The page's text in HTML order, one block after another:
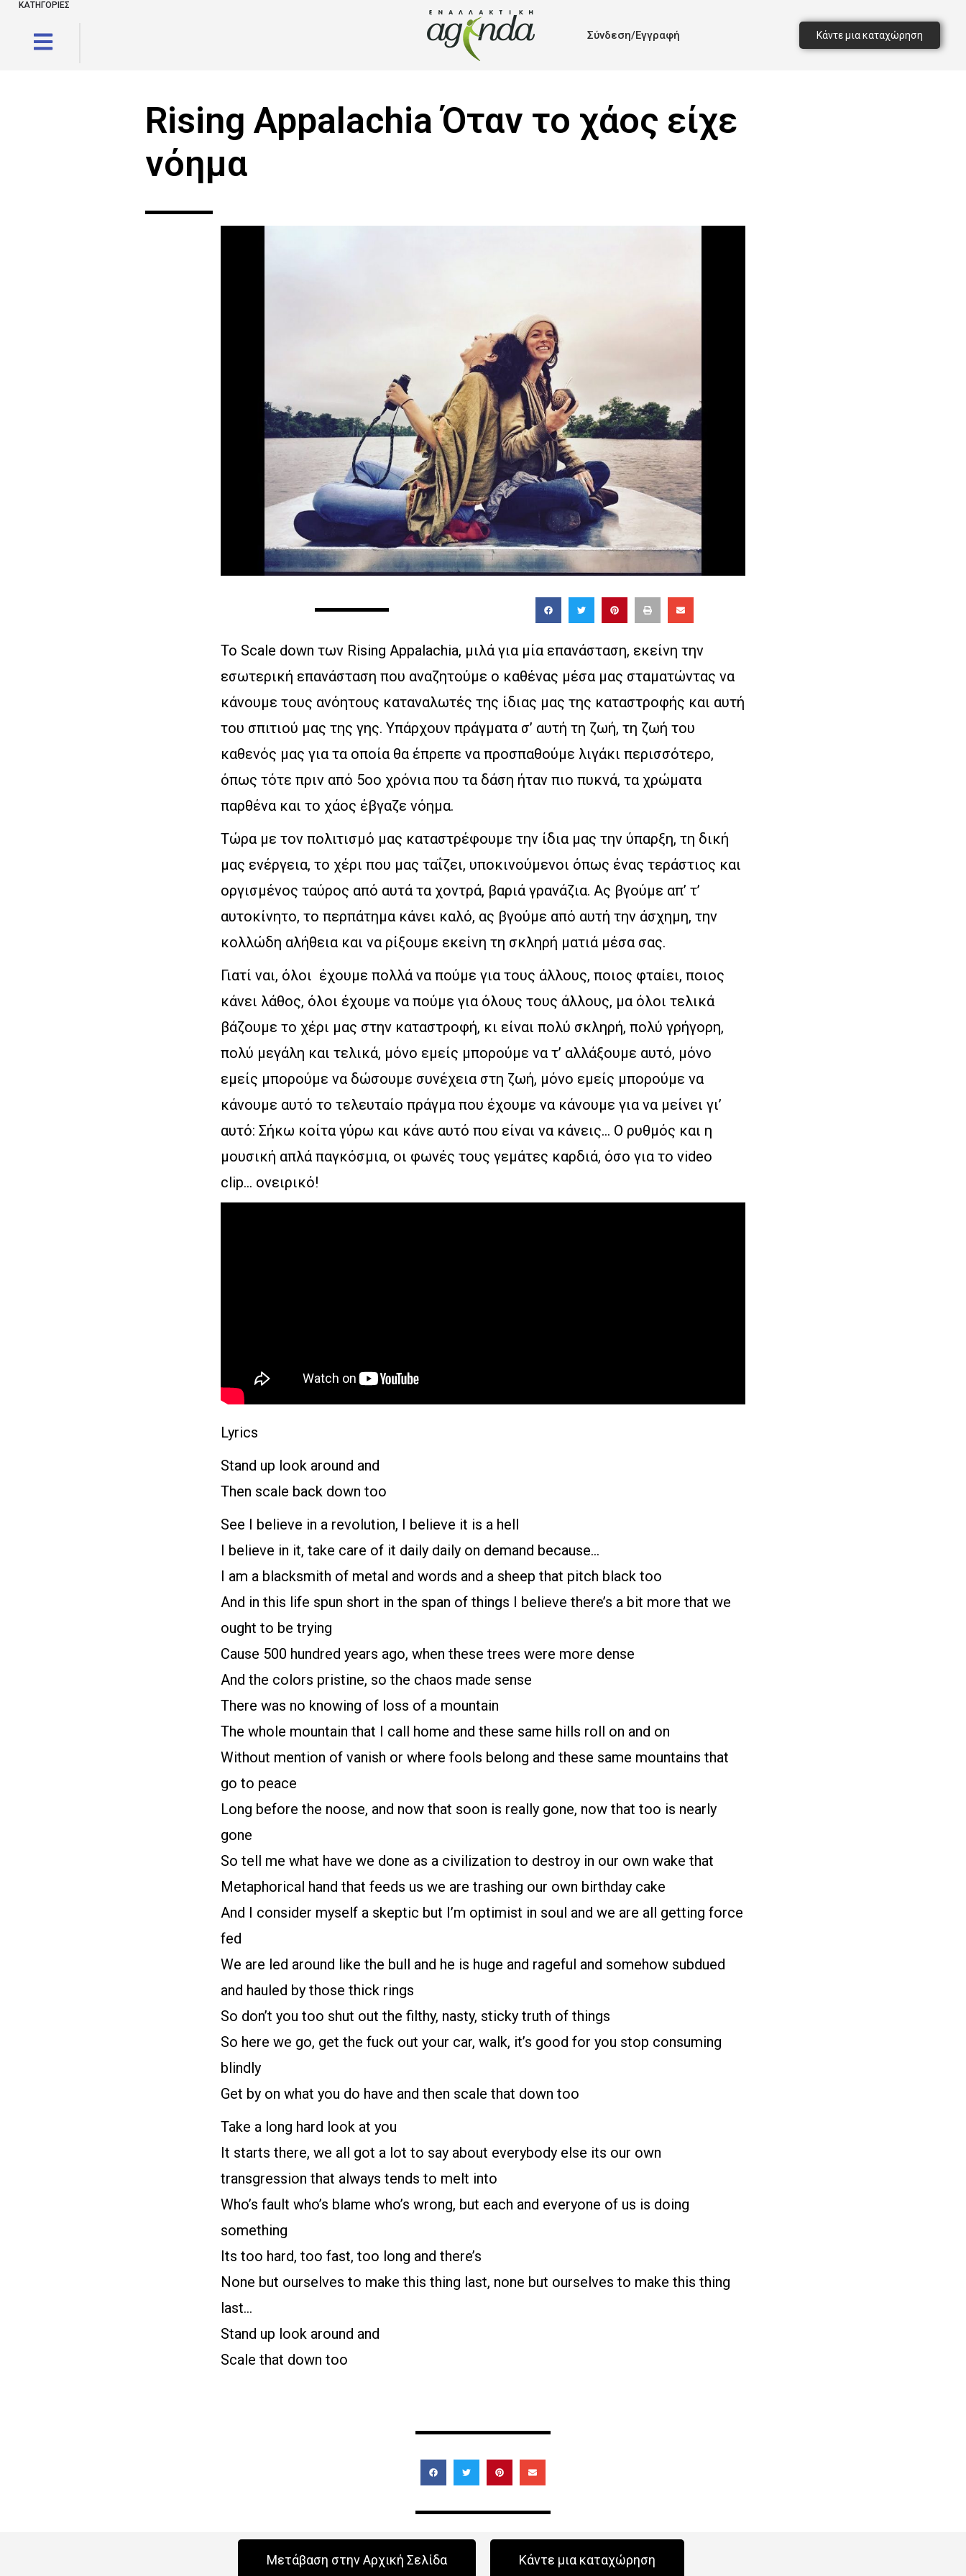
ΚΑΤΗΓΟΡΙΕΣ
Σύνδεση/Εγγραφή Κάντε μια καταχώρηση
Rising Appalachia Όταν το χάος είχε
νόημα
To Scale down των Rising Appalachia, μιλά για μία επανάσταση, εκείνη την
εσωτερική επανάσταση που αναζητούμε ο καθένας μέσα μας σταματώντας να
κάνουμε τους ανόητους καταναλωτές της ίδιας μας της καταστροφής και αυτή
του σπιτιού μας της γης. Υπάρχουν πράγματα σ’ αυτή τη ζωή, τη ζωή του
καθενός μας για τα οποία θα έπρεπε να προσπαθούμε λιγάκι περισσότερο,
όπως τότε πριν από 5οο χρόνια που τα δάση ήταν πιο πυκνά, τα χρώματα
παρθένα και το χάος έβγαζε νόημα.
Τώρα με τον πολιτισμό μας καταστρέφουμε την ίδια μας την ύπαρξη, τη δική
μας ενέργεια, το χέρι που μας ταΐζει, υποκινούμενοι όπως ένας τεράστιος και
οργισμένος ταύρος από αυτά τα χοντρά, βαριά γρανάζια. Ας βγούμε απ’ τ’
αυτοκίνητο, το περπάτημα κάνει καλό, ας βγούμε από αυτή την άσχημη, την
κολλώδη αλήθεια και να ρίξουμε εκείνη τη σκληρή ματιά μέσα σας.
Γιατί ναι, όλοι έχουμε πολλά να πούμε για τους άλλους, ποιος φταίει, ποιος
κάνει λάθος, όλοι έχουμε να πούμε για όλους τους άλλους, μα όλοι τελικά
βάζουμε το χέρι μας στην καταστροφή, κι είναι πολύ σκληρή, πολύ γρήγορη,
πολύ μεγάλη και τελικά, μόνο εμείς μπορούμε να τ’ αλλάξουμε αυτό, μόνο
εμείς μπορούμε να δώσουμε συνέχεια στη ζωή, μόνο εμείς μπορούμε να
κάνουμε αυτό το τελευταίο πράγμα που έχουμε να κάνουμε για να μείνει γι’
αυτό: Σήκω κοίτα γύρω και κάνε αυτό που είναι να κάνεις… Ο ρυθμός και η
μουσική απλά παγκόσμια, οι φωνές τους γεμάτες καρδιά, όσο για το video
clip… ονειρικό!
Lyrics
Stand up look around and
Then scale back down too
See I believe in a revolution, I believe it is a hell
I believe in it, take care of it daily daily on demand because…
I am a blacksmith of metal and words and a sheep that pitch black too
And in this life spun short in the span of things I believe there’s a bit more that we
ought to be trying
Cause 500 hundred years ago, when these trees were more dense
And the colors pristine, so the chaos made sense
There was no knowing of loss of a mountain
The whole mountain that I call home and these same hills roll on and on
Without mention of vanish or where fools belong and these same mountains that
go to peace
Long before the noose, and now that soon is really gone, now that too is nearly
gone
So tell me what have we done as a civilization to destroy in our own wake that
Metaphorical hand that feeds us we are trashing our own birthday cake
And I consider myself a skeptic but I’m optimist in soul and we are all getting force
fed
We are led around like the bull and he is huge and rageful and somehow subdued
and hauled by those thick rings
So don’t you too shut out the filthy, nasty, sticky truth of things
So here we go, get the fuck out your car, walk, it’s good for you stop consuming
blindly
Get by on what you do have and then scale that down too
Take a long hard look at you
It starts there, we all got a lot to say about everybody else its our own
transgression that always tends to melt into
Who’s fault who’s blame who’s wrong, but each and everyone of us is doing
something
Its too hard, too fast, too long and there’s
None but ourselves to make this thing last, none but ourselves to make this thing
last…
Stand up look around and
Scale that down too
Μετάβαση στην Αρχική Σελίδα Κάντε μια καταχώρηση